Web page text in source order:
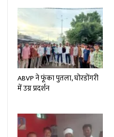
ABVP ने फूंका पुतला, घोरडोंगरी
में उग्र प्रदर्शन